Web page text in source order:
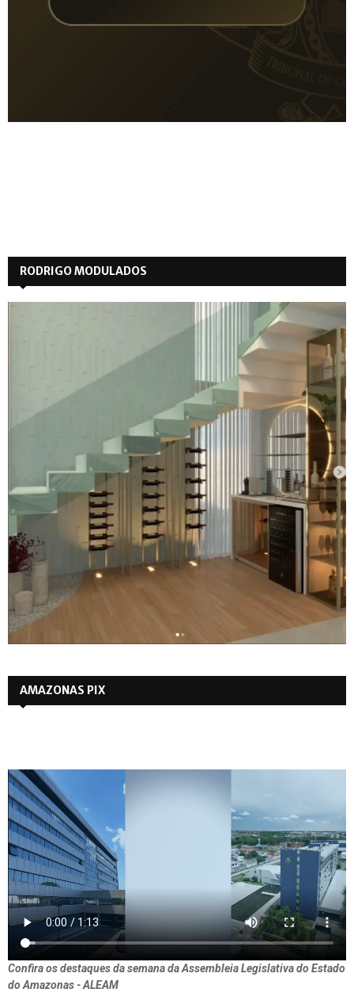
RODRIGO MODULADOS
AMAZONAS PIX
Confira os destaques da semana da Assembleia Legislativa do Estado
do Amazonas - ALEAM